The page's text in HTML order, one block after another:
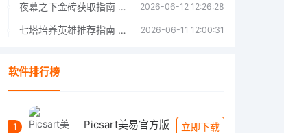
夜幕之下金砖获取指南 夜幕之下金砖获取方法 2026-06-12 12:26:28
七塔培养英雄推荐指南 七塔培养哪个英雄好 2026-06-11 12:00:31
软件排行榜
1 Picsart美易官方版 立即下载